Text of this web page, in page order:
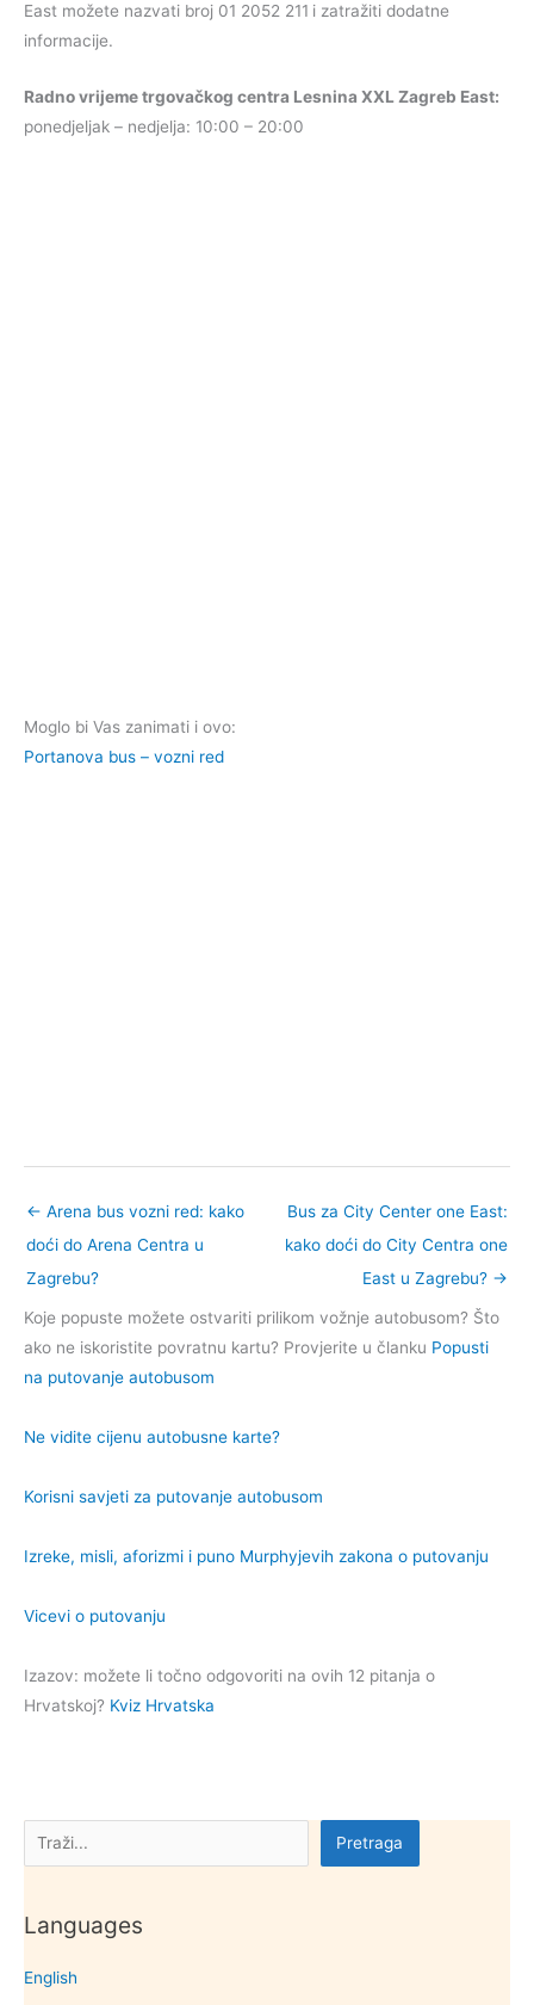
Pretraga Pretraga
Languages
English
East možete nazvati broj 01 2052 211 i zatražiti dodatne
informacije.
Radno vrijeme trgovačkog centra Lesnina XXL Zagreb East:
ponedjeljak – nedjelja: 10:00 – 20:00
Moglo bi Vas zanimati i ovo:
Portanova bus – vozni red
← Arena bus vozni red: kako
doći do Arena Centra u
Zagrebu?
Bus za City Center one East:
kako doći do City Centra one
East u Zagrebu? →
Koje popuste možete ostvariti prilikom vožnje autobusom? Što
ako ne iskoristite povratnu kartu? Provjerite u članku Popusti
na putovanje autobusom
Ne vidite cijenu autobusne karte?
Korisni savjeti za putovanje autobusom
Izreke, misli, aforizmi i puno Murphyjevih zakona o putovanju
Vicevi o putovanju
Izazov: možete li točno odgovoriti na ovih 12 pitanja o
Hrvatskoj? Kviz Hrvatska